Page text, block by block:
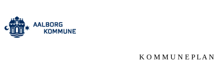
K O M M U N E P L A N